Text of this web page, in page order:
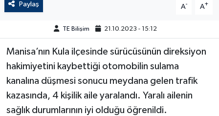
Paylaş A- A+
TE Bilişim 21.10.2023 - 15:12
Manisa’nın Kula ilçesinde sürücüsünün direksiyon
hakimiyetini kaybettiği otomobilin sulama
kanalına düşmesi sonucu meydana gelen trafik
kazasında, 4 kişilik aile yaralandı. Yaralı ailenin
sağlık durumlarının iyi olduğu öğrenildi.